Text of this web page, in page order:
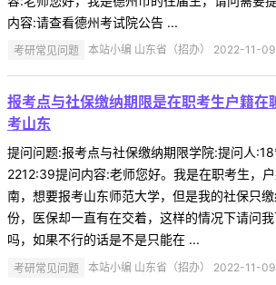
内容:请查看德州考试院公告 ...
考研常见问题 本站小编 山东省（招办） 2022-11-09
报考点与社保缴纳期限是在职考生户籍在
考山东
提问问题:报考点与社保缴纳期限学院:提问人
2212:39提问内容:老师您好。我是在职考生，
南，想要报考山东师范大学，但是我的社保只
份，医保却一直有在交着，这样的情况下请问
吗，如果不行的话是不是只能在 ...
考研常见问题 本站小编 山东省（招办） 2022-11-09